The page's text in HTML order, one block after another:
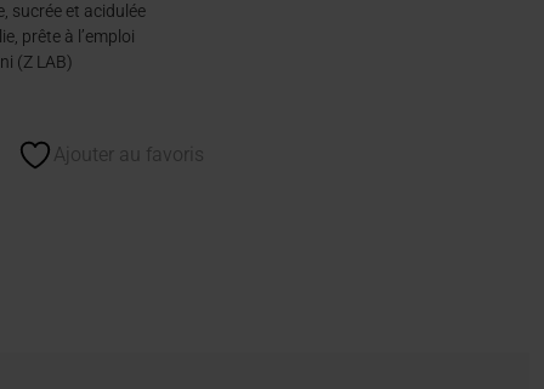
sucrée et acidulée
prête à l’emploi
(Z LAB)
Ajouter au favoris